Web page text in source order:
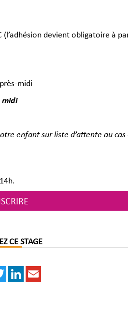
devient obligatoire à
midi
midi
enfant sur liste d’attente au cas
CE STAGE
TwitterLinkedIn